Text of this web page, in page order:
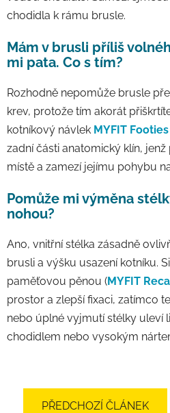
chodidla k rámu brusle.
Mám v brusli příliš
mi pata. Co s tím?
Rozhodně nepomůže brusle
krev, protože tím akorát
kotníkový návlek MYFIT
zadní části anatomický klín,
místě a zamezí jejímu pohybu
Pomůže mi výměna
nohou?
Ano, vnitřní stélka zásadně
brusli a výšku usazení kotníku.
paměťovou pěnou (MYFIT
prostor a zlepší fixaci, zatímco
nebo úplné vyjmutí stélky uleví
chodidlem nebo vysokým
PŘEDCHOZÍ ČLÁNEK